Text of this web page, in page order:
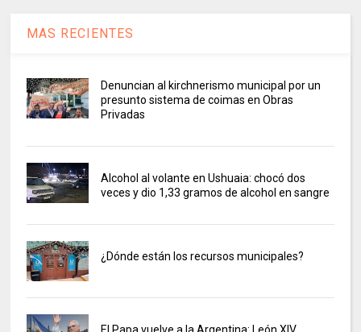
MAS RECIENTES
Denuncian al kirchnerismo municipal por un
presunto sistema de coimas en Obras
Privadas
Alcohol al volante en Ushuaia: chocó dos
veces y dio 1,33 gramos de alcohol en sangre
¿Dónde están los recursos municipales?